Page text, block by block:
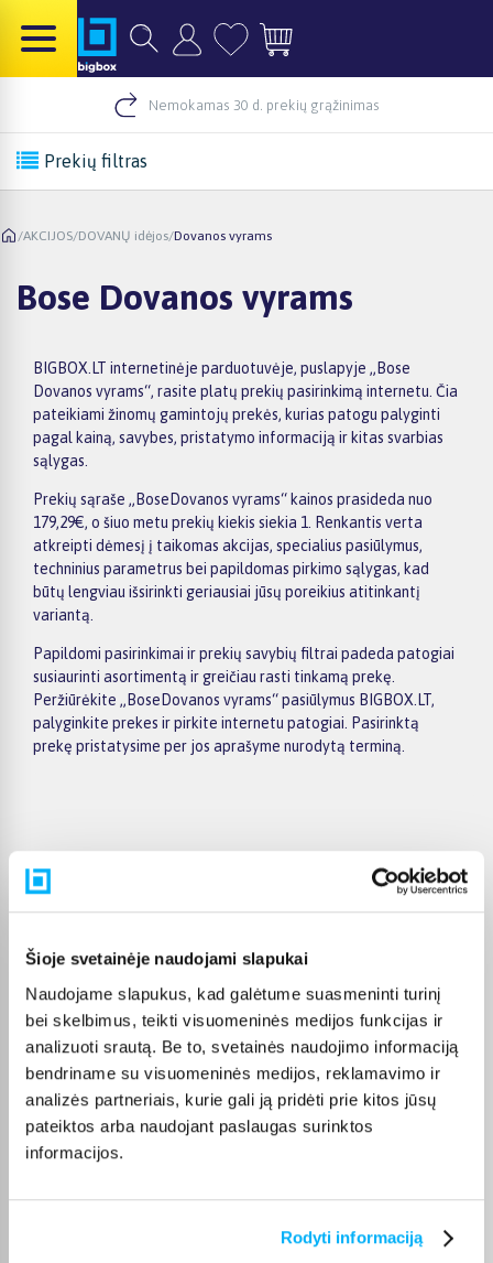
Šioje svetainėje naudojami slapukai
Naudojame slapukus, kad galėtume suasmeninti turinį
bei skelbimus, teikti visuomeninės medijos funkcijas ir
analizuoti srautą. Be to, svetainės naudojimo informaciją
bendriname su visuomeninės medijos, reklamavimo ir
analizės partneriais, kurie gali ją pridėti prie kitos jūsų
pateiktos arba naudojant paslaugas surinktos
informacijos.
Rodyti informaciją
Nemokamas 30 d. prekių grąžinimas
Prekių filtras
/AKCIJOS/DOVANŲ idėjos/Dovanos vyrams
Bose Dovanos vyrams
BIGBOX.LT internetinėje parduotuvėje, puslapyje „Bose
Dovanos vyrams“, rasite platų prekių pasirinkimą internetu. Čia
pateikiami žinomų gamintojų prekės, kurias patogu palyginti
pagal kainą, savybes, pristatymo informaciją ir kitas svarbias
sąlygas.
Prekių sąraše „BoseDovanos vyrams“ kainos prasideda nuo
179,29€, o šiuo metu prekių kiekis siekia 1. Renkantis verta
atkreipti dėmesį į taikomas akcijas, specialius pasiūlymus,
techninius parametrus bei papildomas pirkimo sąlygas, kad
būtų lengviau išsirinkti geriausiai jūsų poreikius atitinkantį
variantą.
Papildomi pasirinkimai ir prekių savybių filtrai padeda patogiai
susiaurinti asortimentą ir greičiau rasti tinkamą prekę.
Peržiūrėkite „BoseDovanos vyrams“ pasiūlymus BIGBOX.LT,
palyginkite prekes ir pirkite internetu patogiai. Pasirinktą
prekę pristatysime per jos aprašyme nurodytą terminą.
Pirkėjų atsiliepimai apie prekes
Patvirtintas pirkėjas
🙂
Robertas J.
Patvirtintas pirkėjas
Viskas puiku. Labai patenkintas pirkiniu.
Patvirtintas pirkėjas